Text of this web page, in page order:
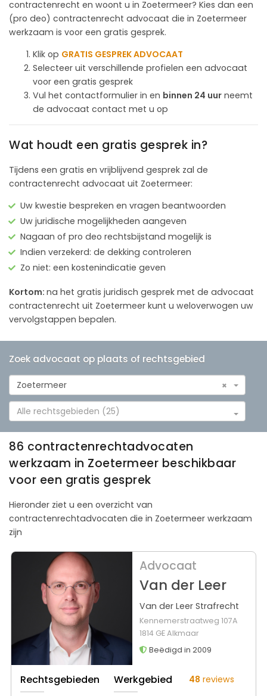
contractenrecht en woont u in Zoetermeer? Kies dan een
(pro deo) contractenrecht advocaat die in Zoetermeer
werkzaam is voor een gratis gesprek.
Klik op GRATIS GESPREK ADVOCAAT
Selecteer uit verschillende profielen een advocaat
voor een gratis gesprek
Vul het contactformulier in en binnen 24 uur neemt
de advocaat contact met u op
Wat houdt een gratis gesprek in?
Tijdens een gratis en vrijblijvend gesprek zal de
contractenrecht advocaat uit Zoetermeer:
Uw kwestie bespreken en vragen beantwoorden
Uw juridische mogelijkheden aangeven
Nagaan of pro deo rechtsbijstand mogelijk is
Indien verzekerd: de dekking controleren
Zo niet: een kostenindicatie geven
Kortom: na het gratis juridisch gesprek met de advocaat
contractenrecht uit Zoetermeer kunt u weloverwogen uw
vervolgstappen bepalen.
Zoek advocaat op plaats of rechtsgebied
×
Zoetermeer
Alle rechtsgebieden (25)
86 contractenrechtadvocaten
werkzaam in Zoetermeer beschikbaar
voor een gratis gesprek
Hieronder ziet u een overzicht van
contractenrechtadvocaten die in Zoetermeer werkzaam
zijn
Advocaat
Van der Leer
Van der Leer Strafrecht
Kennemerstraatweg 107A
1814 GE Alkmaar
Beëdigd in 2009
Rechtsgebieden Werkgebied 48 reviews